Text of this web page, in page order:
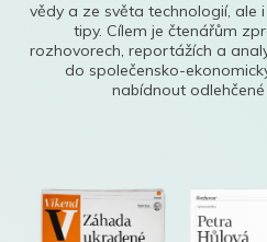
vědy a ze světa technologií, ale
tipy. Cílem je čtenářům
rozhovorech, reportážích a
do společensko-
nabídnout